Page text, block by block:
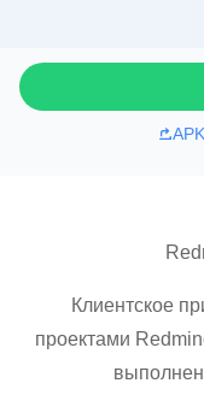
Клиентское
проектами